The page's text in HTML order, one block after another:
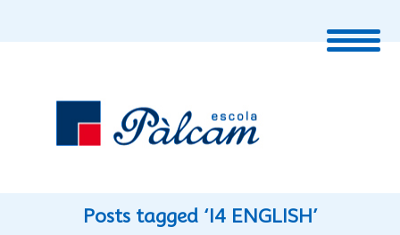
Posts tagged ‘I4 ENGLISH’